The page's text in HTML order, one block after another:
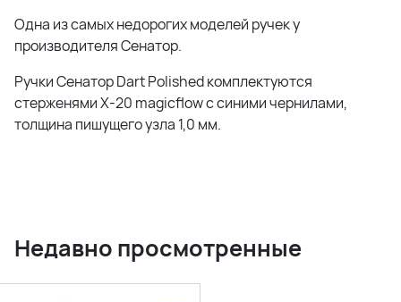
Одна из самых недорогих моделей ручек у
производителя Сенатор.
Ручки Сенатор Dart Polished комплектуются
стерженями X-20 magicflow с синими чернилами,
толщина пишущего узла 1,0 мм.
Недавно просмотренные